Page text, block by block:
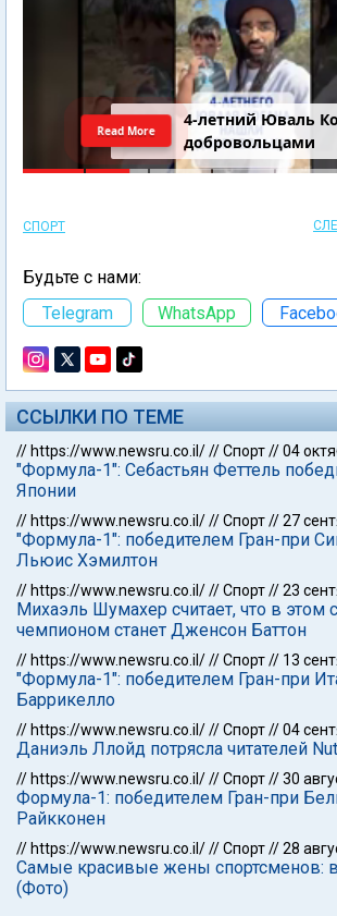
4-летний Юваль
добровольцами
Read More
СПОРТ
Будьте с нами:
Telegram
WhatsApp
ССЫЛКИ ПО ТЕМЕ
// https://www.newsru.co.il///Спорт//04
"Формула-1": Себастьян Феттель
Японии
// https://www.newsru.co.il///Спорт//27
"Формула-1": победителем Гран-при
Льюис Хэмилтон
// https://www.newsru.co.il///Спорт//23
Михаэль Шумахер считает, что в этом
чемпионом станет Дженсон Баттон
// https://www.newsru.co.il///Спорт// 13
"Формула-1": победителем Гран-при
Баррикелло
// https://www.newsru.co.il///Спорт//04
Даниэль Ллойд потрясла читателей
// https://www.newsru.co.il///Спорт//30
Формула-1: победителем Гран-при
Райкконен
// https://www.newsru.co.il///Спорт//28
Самые красивые жены спортсменов:
(Фото)